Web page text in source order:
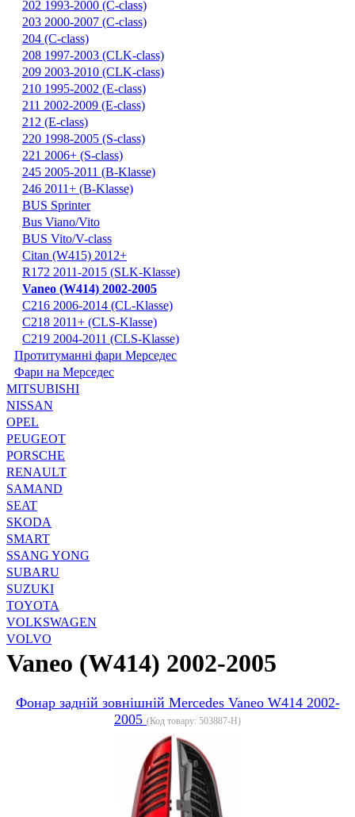
202 1993-2000 (C-class)
203 2000-2007 (C-class)
204 (C-class)
208 1997-2003 (CLK-class)
209 2003-2010 (CLK-class)
210 1995-2002 (E-class)
211 2002-2009 (E-class)
212 (E-class)
220 1998-2005 (S-class)
221 2006+ (S-class)
245 2005-2011 (B-Klasse)
246 2011+ (B-Klasse)
BUS Sprinter
Bus Viano/Vito
BUS Vito/V-class
Citan (W415) 2012+
R172 2011-2015 (SLK-Klasse)
Vaneo (W414) 2002-2005
С216 2006-2014 (CL-Klasse)
С218 2011+ (CLS-Klasse)
С219 2004-2011 (CLS-Klasse)
Протитуманні фари Мерседес
Фари на Мерседес
MITSUBISHI
NISSAN
OPEL
PEUGEOT
PORSCHE
RENAULT
SAMAND
SEAT
SKODA
SMART
SSANG YONG
SUBARU
SUZUKI
TOYOTA
VOLKSWAGEN
VOLVO
Vaneo (W414) 2002-2005
Фонар задній зовнішній Mercedes Vaneo W414 2002-
2005 (Код товару: 503887-H)